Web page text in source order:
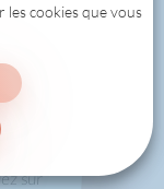
sur
cookies que vous